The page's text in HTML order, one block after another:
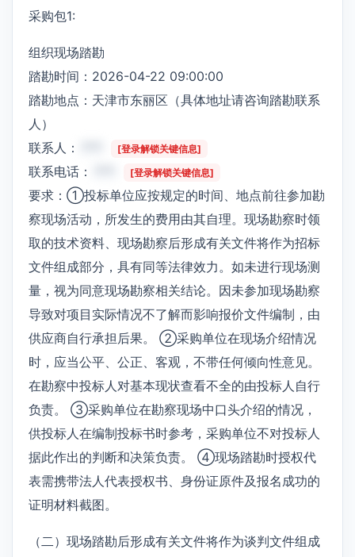
采购包1:
组织现场踏勘
踏勘时间：2026-04-22 09:00:00
踏勘地点：天津市东丽区（具体地址请咨询踏勘联系
人）
联系人：
[登录解锁关键信息]
联系电话： [登录解锁关键信息]
要求：①投标单位应按规定的时间、地点前往参加勘
察现场活动，所发生的费用由其自理。现场勘察时领
取的技术资料、现场勘察后形成有关文件将作为招标
文件组成部分，具有同等法律效力。如未进行现场测
量，视为同意现场勘察相关结论。因未参加现场勘察
导致对项目实际情况不了解而影响报价文件编制，由
供应商自行承担后果。 ②采购单位在现场介绍情况
时，应当公平、公正、客观，不带任何倾向性意见。
在勘察中投标人对基本现状查看不全的由投标人自行
负责。 ③采购单位在勘察现场中口头介绍的情况，
供投标人在编制投标书时参考，采购单位不对投标人
据此作出的判断和决策负责。 ④现场踏勘时授权代
表需携带法人代表授权书、身份证原件及报名成功的
证明材料截图。
（二）现场踏勘后形成有关文件将作为谈判文件组成